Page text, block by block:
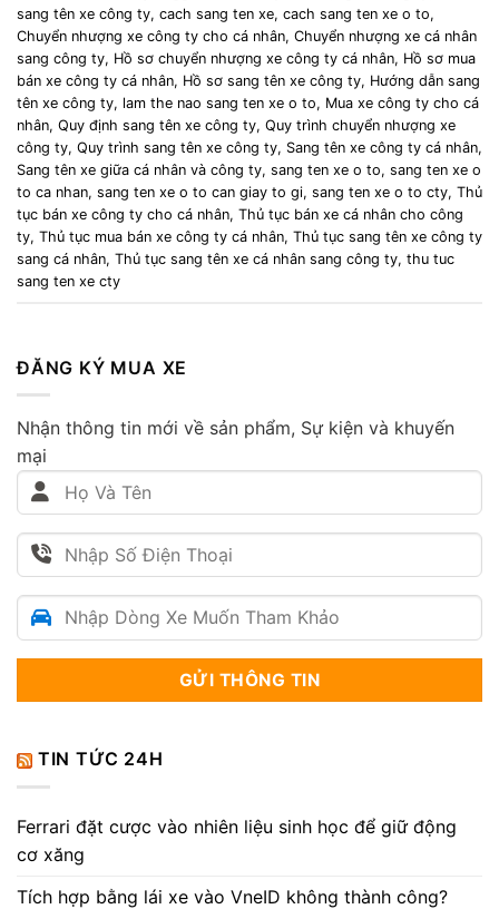
sang tên xe công ty, cach sang ten xe, cach sang ten xe o to,
Chuyển nhượng xe công ty cho cá nhân, Chuyển nhượng xe cá nhân
sang công ty, Hồ sơ chuyển nhượng xe công ty cá nhân, Hồ sơ mua
bán xe công ty cá nhân, Hồ sơ sang tên xe công ty, Hướng dẫn sang
tên xe công ty, lam the nao sang ten xe o to, Mua xe công ty cho cá
nhân, Quy định sang tên xe công ty, Quy trình chuyển nhượng xe
công ty, Quy trình sang tên xe công ty, Sang tên xe công ty cá nhân,
Sang tên xe giữa cá nhân và công ty, sang ten xe o to, sang ten xe o
to ca nhan, sang ten xe o to can giay to gi, sang ten xe o to cty, Thủ
tục bán xe công ty cho cá nhân, Thủ tục bán xe cá nhân cho công
ty, Thủ tục mua bán xe công ty cá nhân, Thủ tục sang tên xe công ty
sang cá nhân, Thủ tục sang tên xe cá nhân sang công ty, thu tuc
sang ten xe cty
ĐĂNG KÝ MUA XE
Nhận thông tin mới về sản phẩm, Sự kiện và khuyến
mại
TIN TỨC 24H
Ferrari đặt cược vào nhiên liệu sinh học để giữ động
cơ xăng
Tích hợp bằng lái xe vào VneID không thành công?